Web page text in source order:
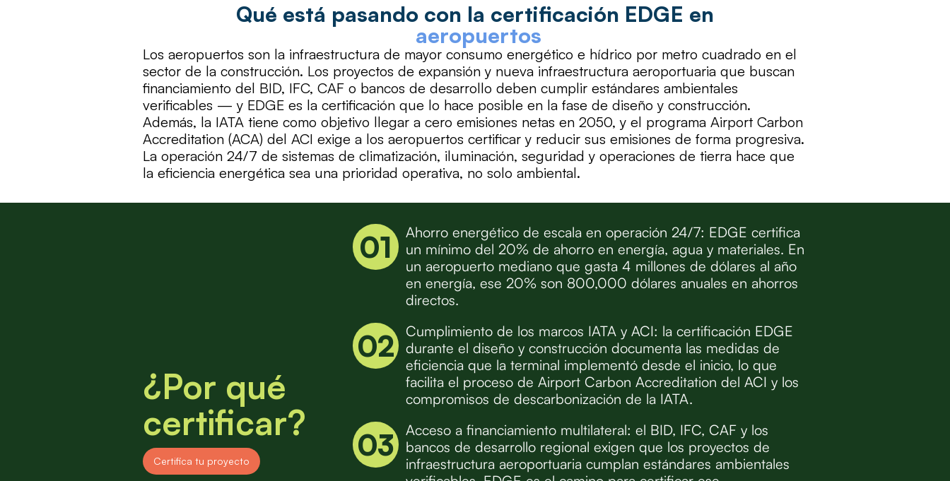
Qué está pasando con la certificación EDGE en
aeropuertos
Los aeropuertos son la infraestructura de mayor consumo energético e hídrico por metro cuadrado en el
sector de la construcción. Los proyectos de expansión y nueva infraestructura aeroportuaria que buscan
financiamiento del BID, IFC, CAF o bancos de desarrollo deben cumplir estándares ambientales
verificables — y EDGE es la certificación que lo hace posible en la fase de diseño y construcción.
Además, la IATA tiene como objetivo llegar a cero emisiones netas en 2050, y el programa Airport Carbon
Accreditation (ACA) del ACI exige a los aeropuertos certificar y reducir sus emisiones de forma progresiva.
La operación 24/7 de sistemas de climatización, iluminación, seguridad y operaciones de tierra hace que
la eficiencia energética sea una prioridad operativa, no solo ambiental.
¿Por qué
certificar?
Certifica tu proyecto
01
Ahorro energético de escala en operación 24/7: EDGE certifica
un mínimo del 20% de ahorro en energía, agua y materiales. En
un aeropuerto mediano que gasta 4 millones de dólares al año
en energía, ese 20% son 800,000 dólares anuales en ahorros
directos.
02
Cumplimiento de los marcos IATA y ACI: la certificación EDGE
durante el diseño y construcción documenta las medidas de
eficiencia que la terminal implementó desde el inicio, lo que
facilita el proceso de Airport Carbon Accreditation del ACI y los
compromisos de descarbonización de la IATA.
03
Acceso a financiamiento multilateral: el BID, IFC, CAF y los
bancos de desarrollo regional exigen que los proyectos de
infraestructura aeroportuaria cumplan estándares ambientales